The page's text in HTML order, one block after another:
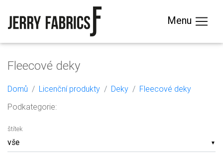
Menu
Fleecové deky
Domů Licenční produkty Deky
Fleecové deky
Podkategorie:
▼
štítek